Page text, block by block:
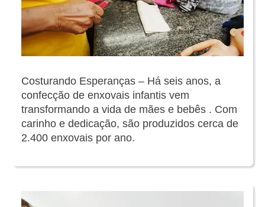
Costurando Esperanças – Há seis anos, a
confecção de enxovais infantis vem
transformando a vida de mães e bebês . Com
carinho e dedicação, são produzidos cerca de
2.400 enxovais por ano.